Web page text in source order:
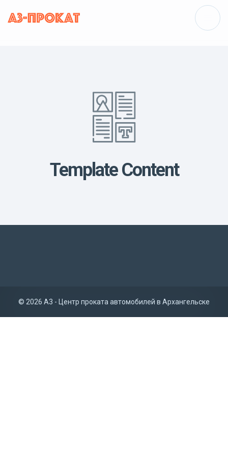
Template Content
© 2026 A3 - Центр проката автомобилей в Архангельске